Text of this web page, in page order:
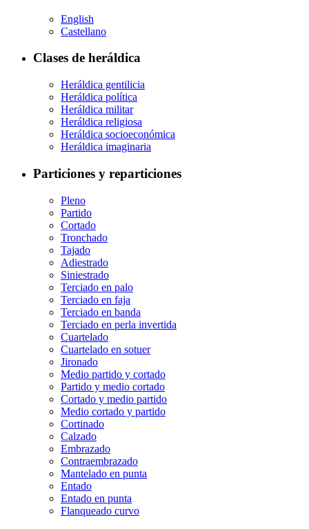
English
Castellano
Clases de heráldica
Heráldica gentilicia
Heráldica política
Heráldica militar
Heráldica religiosa
Heráldica socioeconómica
Heráldica imaginaria
Particiones y reparticiones
Pleno
Partido
Cortado
Tronchado
Tajado
Adiestrado
Siniestrado
Terciado en palo
Terciado en faja
Terciado en banda
Terciado en perla invertida
Cuartelado
Cuartelado en sotuer
Jironado
Medio partido y cortado
Partido y medio cortado
Cortado y medio partido
Medio cortado y partido
Cortinado
Calzado
Embrazado
Contraembrazado
Mantelado en punta
Entado
Entado en punta
Flanqueado curvo